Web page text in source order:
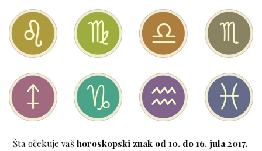
Šta očekuje vaš horoskopski znak od 10. do 16. jula 2017.